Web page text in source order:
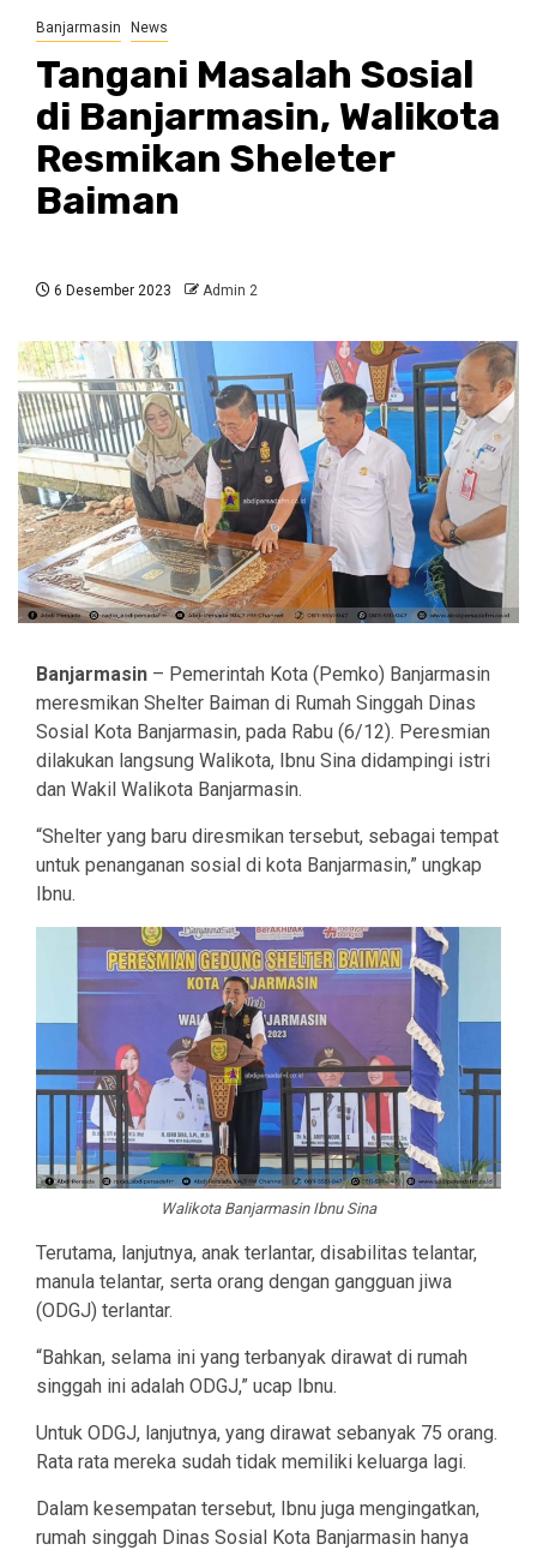
Banjarmasin News
Tangani Masalah Sosial
di Banjarmasin, Walikota
Resmikan Sheleter
Baiman
6 Desember 2023 Admin 2
Banjarmasin – Pemerintah Kota (Pemko) Banjarmasin
meresmikan Shelter Baiman di Rumah Singgah Dinas
Sosial Kota Banjarmasin, pada Rabu (6/12). Peresmian
dilakukan langsung Walikota, Ibnu Sina didampingi istri
dan Wakil Walikota Banjarmasin.
“Shelter yang baru diresmikan tersebut, sebagai tempat
untuk penanganan sosial di kota Banjarmasin,” ungkap
Ibnu.
Walikota Banjarmasin Ibnu Sina
Terutama, lanjutnya, anak terlantar, disabilitas telantar,
manula telantar, serta orang dengan gangguan jiwa
(ODGJ) terlantar.
“Bahkan, selama ini yang terbanyak dirawat di rumah
singgah ini adalah ODGJ,” ucap Ibnu.
Untuk ODGJ, lanjutnya, yang dirawat sebanyak 75 orang.
Rata rata mereka sudah tidak memiliki keluarga lagi.
Dalam kesempatan tersebut, Ibnu juga mengingatkan,
rumah singgah Dinas Sosial Kota Banjarmasin hanya